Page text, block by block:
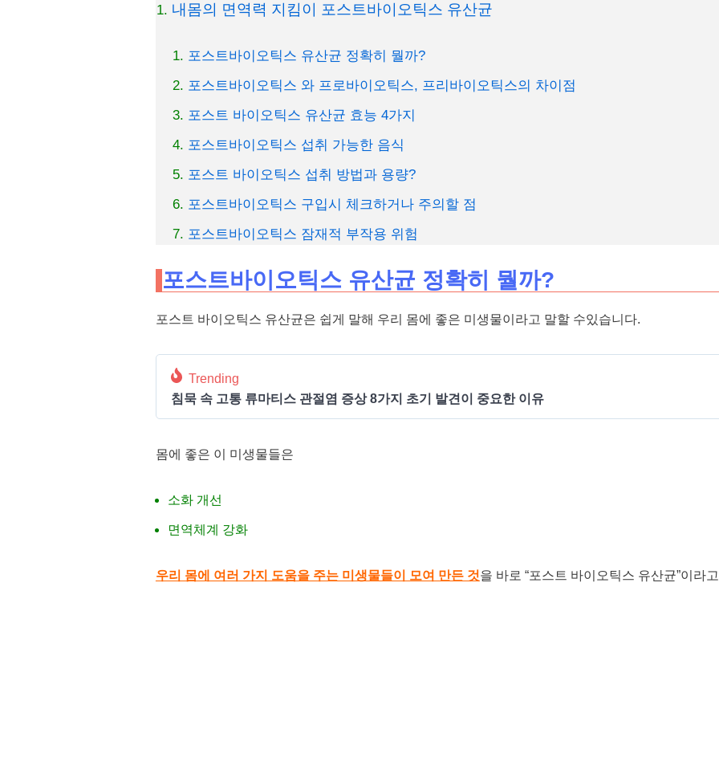
내몸의 면역력 지킴이 포스트바이오틱스 유산균
포스트바이오틱스 유산균 정확히 뭘까?
포스트바이오틱스 와 프로바이오틱스, 프리바이오틱스의 차이점
포스트 바이오틱스 유산균 효능 4가지
포스트바이오틱스 섭취 가능한 음식
포스트 바이오틱스 섭취 방법과 용량?
포스트바이오틱스 구입시 체크하거나 주의할 점
포스트바이오틱스 잠재적 부작용 위험
포스트바이오틱스 유산균 정확히 뭘까?
포스트 바이오틱스 유산균은 쉽게 말해 우리 몸에 좋은 미생물이라고 말할 수있습니다.
Trending
침묵 속 고통 류마티스 관절염 증상 8가지 초기 발견이 중요한 이유
몸에 좋은 이 미생물들은
소화 개선
면역체계 강화
우리 몸에 여러 가지 도움을 주는 미생물들이 모여 만든 것을 바로 “포스트 바이오틱스 유산균”이라